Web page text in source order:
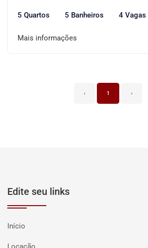
5 Quartos 5 Banheiros 4 Vagas
Mais informações
‹ 1 ›
Edite seu links
Início